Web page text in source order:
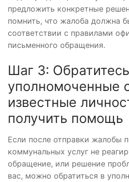
предложить конкретные
помнить, что жалоба должна
соответствии с правилами
письменного обращения.
Шаг 3:
уполномоченные
известные
получить помощь
Если после отправки жалобы
коммунальных услуг не
обращение, или решение
вас, можно обратиться в